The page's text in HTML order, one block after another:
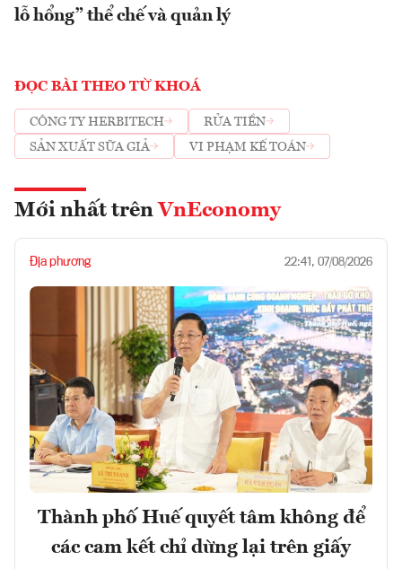
lỗ hổng” thể chế và quản lý
ĐỌC BÀI THEO TỪ KHOÁ
CÔNG TY HERBITECH
RỬA TIỀN
SẢN XUẤT SỮA GIẢ
VI PHẠM KẾ TOÁN
Mới nhất trên VnEconomy
Địa phương 22:41, 07/08/2026
Thành phố Huế quyết tâm không để
các cam kết chỉ dừng lại trên giấy